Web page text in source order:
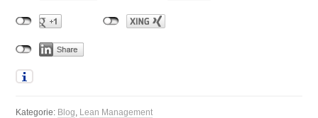
Kategorie: Blog Lean Management